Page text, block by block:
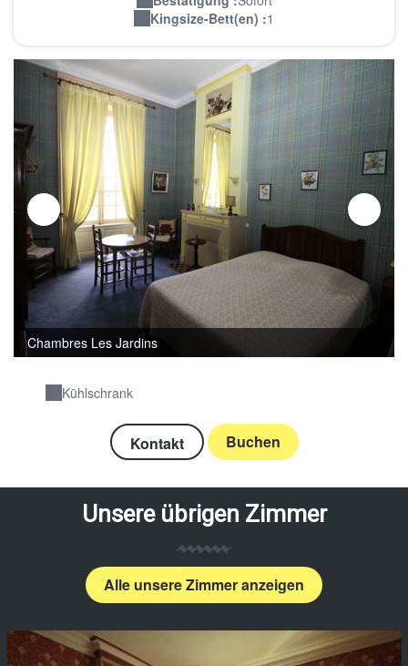
Kingsize-Bett(en) :1
Chambres Les Jardins
Kühlschrank
Kontakt Buchen
Unsere übrigen Zimmer
Alle unsere Zimmer anzeigen